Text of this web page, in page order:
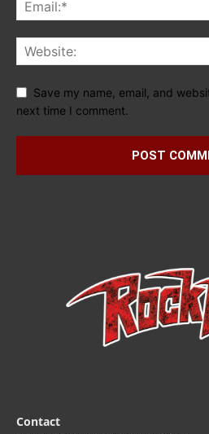
Save my name, email, and
next time I comment.
Contact